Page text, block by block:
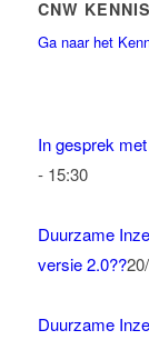
CNW
Ga naar het
In gesprek
- 15:30
Duurzame
versie 2.0??
Duurzame